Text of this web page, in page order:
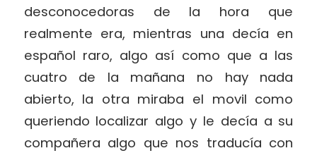
desconocedoras de la hora que
realmente era, mientras una decía en
español raro, algo así como que a las
cuatro de la mañana no hay nada
abierto, la otra miraba el movil como
queriendo localizar algo y le decía a su
compañera algo que nos traducía con